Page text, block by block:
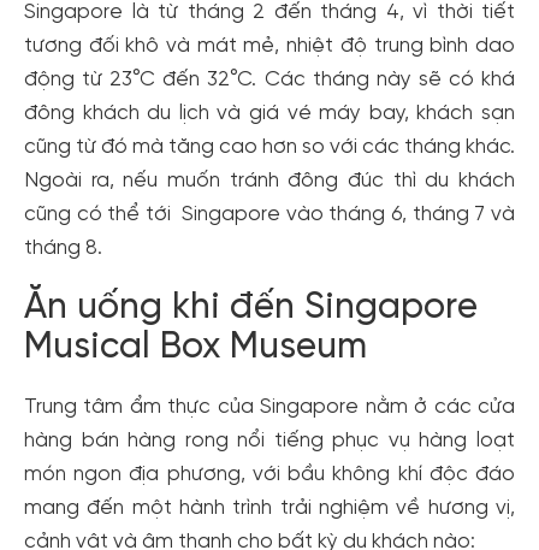
Singapore là từ tháng 2 đến tháng 4, vì thời tiết
tương đối khô và mát mẻ, nhiệt độ trung bình dao
động từ 23°C đến 32°C. Các tháng này sẽ có khá
đông khách du lịch và giá vé máy bay, khách sạn
cũng từ đó mà tăng cao hơn so với các tháng khác.
Ngoài ra, nếu muốn tránh đông đúc thì du khách
cũng có thể tới Singapore vào tháng 6, tháng 7 và
tháng 8.
Ăn uống khi đến Singapore
Musical Box Museum
Trung tâm ẩm thực của Singapore nằm ở các cửa
hàng bán hàng rong nổi tiếng phục vụ hàng loạt
món ngon địa phương, với bầu không khí độc đáo
mang đến một hành trình trải nghiệm về hương vị,
cảnh vật và âm thanh cho bất kỳ du khách nào: